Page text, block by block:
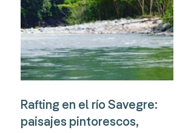
Rafting en el río Savegre:
paisajes pintorescos,